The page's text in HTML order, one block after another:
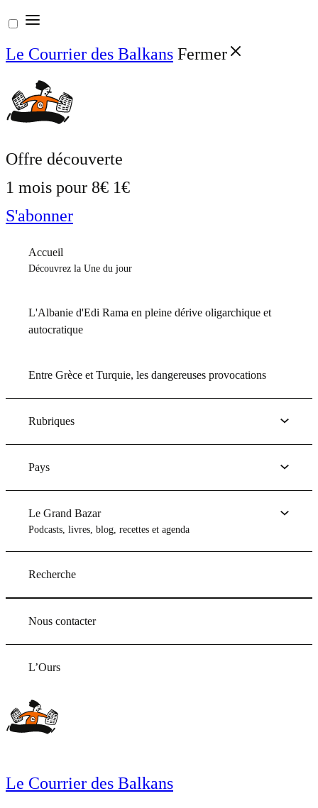
Aller
au
contenu
Le Courrier des Balkans Fermer
Offre découverte
1 mois pour 8€ 1€
S'abonner
Accueil
Découvrez la Une du jour
L'Albanie d'Edi Rama en pleine dérive oligarchique et
autocratique
Entre Grèce et Turquie, les dangereuses provocations
Rubriques
Pays
Le Grand Bazar
Podcasts, livres, blog, recettes et agenda
Recherche
Nous contacter
L’Ours
Le Courrier des Balkans